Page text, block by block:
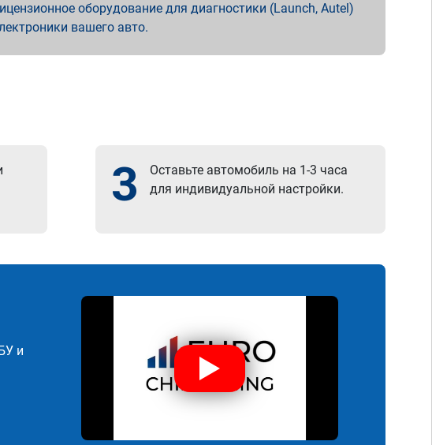
оборудование для диагностики (Launch, Autel)
вашего авто.
3
Оставьте автомобиль на 1-3 часа
для индивидуальной настройки.
и